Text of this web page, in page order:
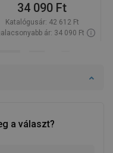
a választ?
34 090 Ft
Katalógusár: 42 612 Ft
ár: 34 090 Ft